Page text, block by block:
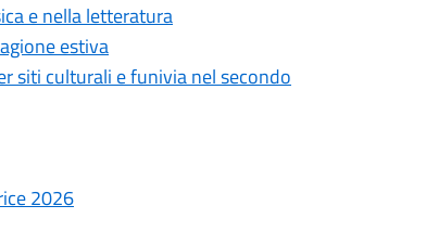
e nella letteratura
estiva
siti culturali e funivia nel secondo
2026